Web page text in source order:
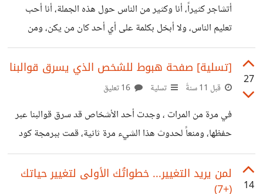
أعرف أننا لم نغير كثيراً، ولكن نعدكم بتغييرات كثيرة في الأيام
أتشاجر كثيراً، أنا وكثير من الناس حول هذه الجملة، أنا أحب
تعليم الناس، ولا أبخل بكلمة على أي أحد كان من يكن، ومن
سألني أجيبه فوراً وبدون تفكير بأي شيء كان بيننا، ولكي أكون
صريحاً أنا لا أعلم شخصاً كل ما أعرفه وبطريقة مباشرة، أنا
أعطيه كلمة مفتاحية أو نبذة عن الموضوع وأدعه ليكمل وحده.
أي شيء يجب أن يكون الجواب (لا أعرف)، وكلهم يقولون لي
ذلك بحجة لا
27
[تسلية] صفحة هبوط للشخص الذي يسرق قوالبنا
قبل 11 سنةً تسلية
في مرة من المرات ، وجدت أحد الأشخاص قد سرق قوالبنا عبر
حفظها، ومنعاً لحدوث هذا الشيء مرة ثانية، قمت ببرمجة كود
JavaScript لمنع فتح أي من قوالبنا، إلا على رابط موقعنا، طبعاً
لو كان هذا الشخص يعرف القليل في البرمجة، لاستطاع تخطي
هذا الإجراء بسهولة. المهم، بعد أن يفتح السارق قالب من قوالبنا،
14
لمن يريد التغيير... خطواتُك الأولى لتغيير حياتك
(+7)